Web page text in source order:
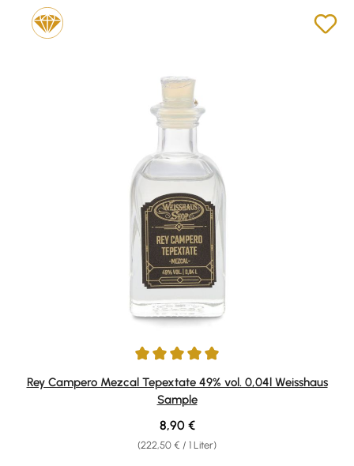
Durchschnittliche Bewertung von 5 von 5 Sternen
Rey Campero Mezcal Tepextate 49% vol. 0,04l Weisshaus
Sample
(222,50 € / 1 Liter)
Regulärer Preis:
8,90 €